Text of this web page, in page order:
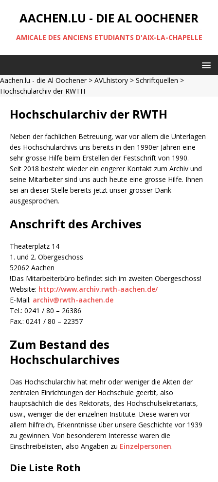
AACHEN.LU - DIE AL OOCHENER
AMICALE DES ANCIENS ETUDIANTS D'AIX-LA-CHAPELLE
Aachen.lu - die Al Oochener> AVLhistory > Schriftquellen >
Hochschularchiv der RWTH
Hochschularchiv der RWTH
Neben der fachlichen Betreuung, war vor allem die Unterlagen
des Hochschularchivs uns bereits in den 1990er Jahren eine
sehr grosse Hilfe beim Erstellen der Festschrift von 1990.
Seit 2018 besteht wieder ein engerer Kontakt zum Archiv und
seine Mitarbeiter sind uns auch heute eine grosse Hilfe. Ihnen
sei an dieser Stelle bereits jetzt unser grosser Dank
ausgesprochen.
Anschrift des Archives
Theaterplatz 14
1. und 2. Obergeschoss
52062 Aachen
!Das Mitarbeiterbüro befindet sich im zweiten Obergeschoss!
Website: http://www.archiv.rwth-aachen.de/
E-Mail: archiv@rwth-aachen.de
Tel.: 0241 / 80 – 26386
Fax.: 0241 / 80 – 22357
Zum Bestand des
Hochschularchives
Das Hochschularchiv hat mehr oder weniger die Akten der
zentralen Einrichtungen der Hochschule geerbt, also
hauptsächlich die des Rektorats, des Hochschulsekretariats,
usw., weniger die der einzelnen Institute. Diese waren vor
allem hilfreich, Erkenntnisse über unsere Geschichte vor 1939
zu gewinnen. Von besonderem Interesse waren die
Einschreibelisten, also Angaben zu Einzelpersonen.
Die Liste Roth